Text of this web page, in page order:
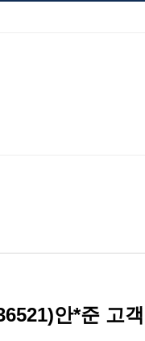
안*준 고